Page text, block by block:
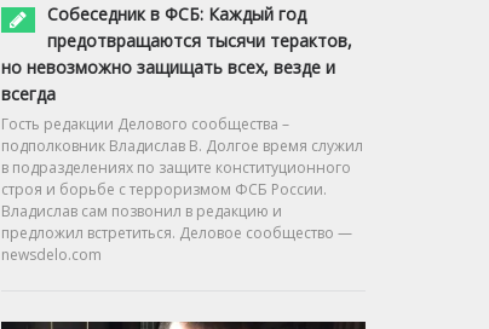
Собеседник в ФСБ: Каждый год
предотвращаются тысячи терактов,
но невозможно защищать всех, везде и
всегда
Гость редакции Делового сообщества –
подполковник Владислав В. Долгое время служил
в подразделениях по защите конституционного
строя и борьбе с терроризмом ФСБ России.
Владислав сам позвонил в редакцию и
предложил встретиться. Деловое сообщество —
newsdelo.com